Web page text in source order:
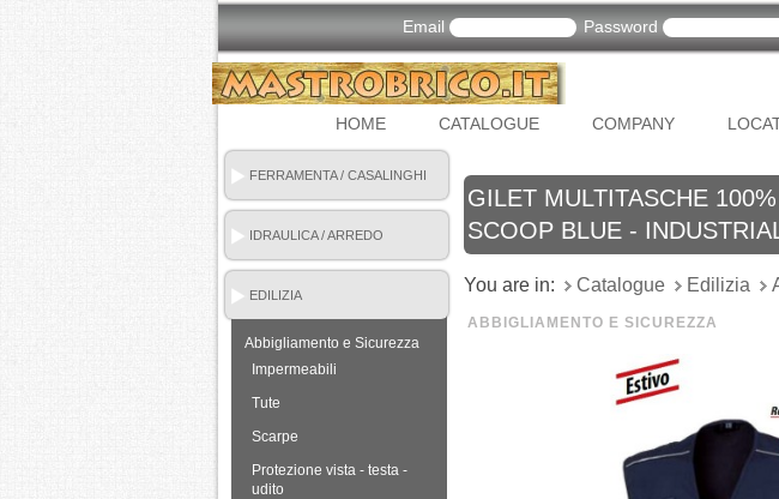
Email Password
HOME CATALOGUE COMPANY
FERRAMENTA / CASALINGHI
IDRAULICA / ARREDO
BAGNO
EDILIZIA
Abbigliamento e Sicurezza
Impermeabili
Tute
Scarpe
Protezione vista - testa -
udito
GILET MULTITASCHE
SCOOP BLUE -
You are in: Catalogue Edilizia
ABBIGLIAMENTO E SICUREZZA